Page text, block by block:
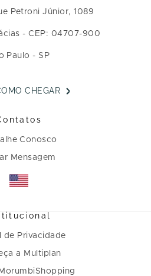
Petroni Júnior, 1089
- CEP: 04707-900
Paulo - SP
CHEGAR
Conosco
Mensagem
de Privacidade
a Multiplan